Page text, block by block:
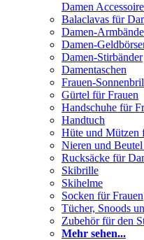
Damen
Balaclavas für
Damen-
Damen-
Damen-Stirbänder
Damentaschen
Frauen-
Gürtel für Frauen
Handschuhe für
Handtuch
Hüte und Mützen
Nieren und
Rucksäcke für
Skibrille
Skihelme
Socken für Frauen
Tücher, Snoods
Zubehör für den
Mehr sehen...